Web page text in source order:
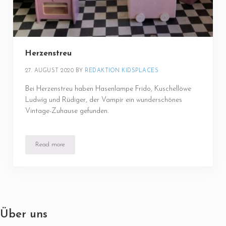
Herzenstreu
27. AUGUST 2020 BY REDAKTION KIDSPLACES
Bei Herzenstreu haben Hasenlampe Frido, Kuschellöwe
Ludwig und Rüdiger, der Vampir ein wunderschönes
Vintage-Zuhause gefunden.
Read moreHerzenstreu
Über uns